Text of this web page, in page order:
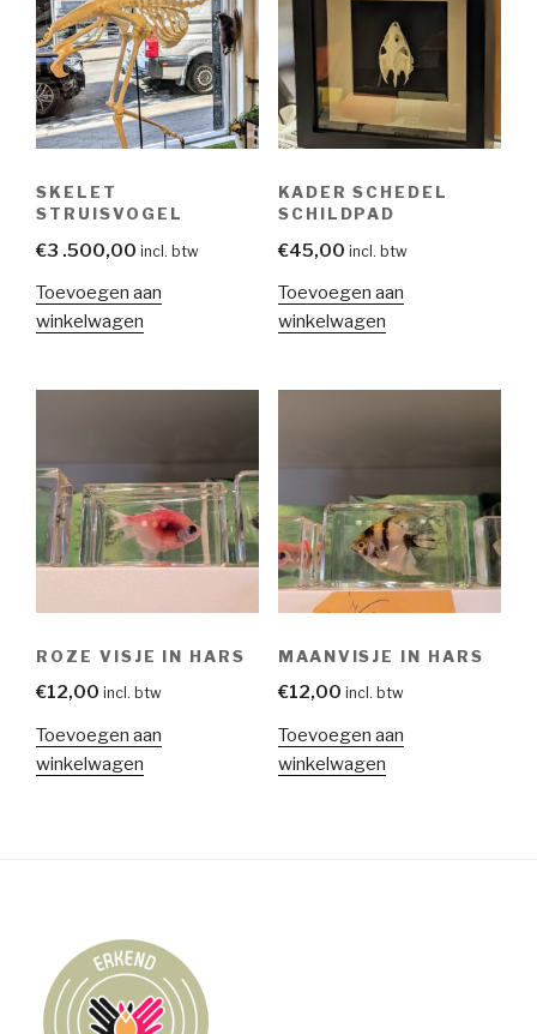
SKELET
STRUISVOGEL
€3 .500,00 incl. btw
Toevoegen aan
winkelwagen
KADER SCHEDEL
SCHILDPAD
€45,00 incl. btw
Toevoegen aan
winkelwagen
ROZE VISJE IN HARS
€12,00 incl. btw
Toevoegen aan
winkelwagen
MAANVISJE IN HARS
€12,00 incl. btw
Toevoegen aan
winkelwagen